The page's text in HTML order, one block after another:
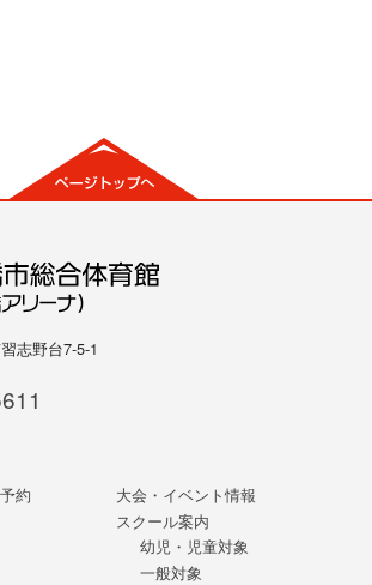
志野台7-5-1
約
大会・イベント情報
スクール案内
幼児・児童対象
一般対象